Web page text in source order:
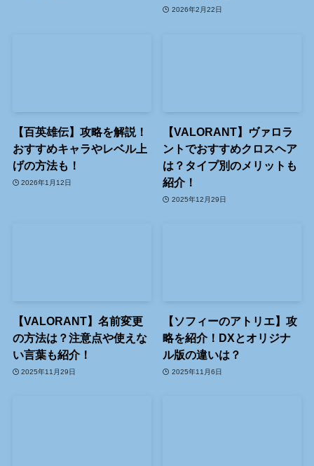
2026年2月22日
【百英雄伝】攻略を解説！
おすすめキャラやレベル上
げの方法も！
2026年1月12日
【VALORANT】ヴァロラ
ントでおすすめクロスヘア
は？タイプ別のメリットも
紹介！
2025年12月29日
【VALORANT】名前変更
の方法は？注意点や使えな
い言葉も紹介！
2025年11月29日
【ソフィーのアトリエ】攻
略を紹介！DXとオリジナ
ル版の違いは？
2025年11月6日